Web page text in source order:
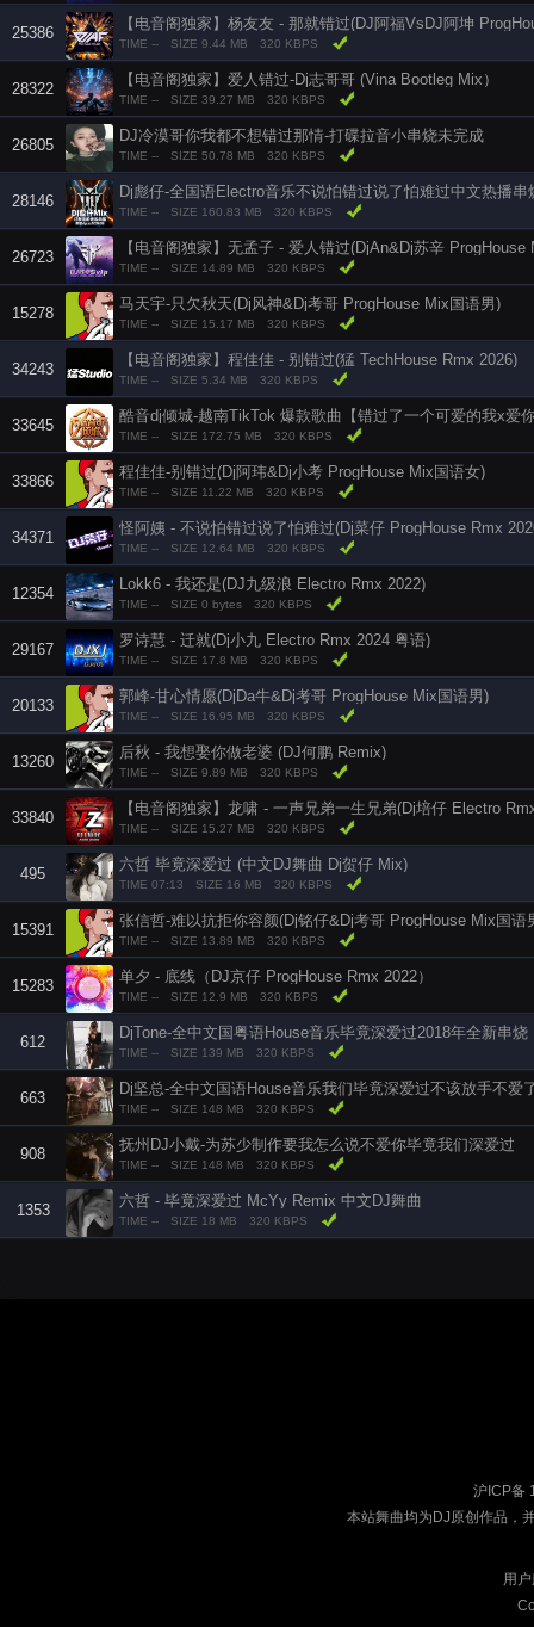
25386
【电音阁独家】杨友友 - 那就错过(DJ阿福VsDJ阿坤
TIME -- SIZE 9.44 MB 320 KBPS
28322
【电音阁独家】爱人错过-Dj志哥哥 (Vina Bootleg Mix）
TIME -- SIZE 39.27 MB 320 KBPS
26805
DJ冷漠哥你我都不想错过那情-打碟拉音小串烧未完成
TIME -- SIZE 50.78 MB 320 KBPS
28146
Dj彪仔-全国语Electro音乐不说怕错过说了怕难过中文热播串
TIME -- SIZE 160.83 MB 320 KBPS
26723
【电音阁独家】无孟子 - 爱人错过(DjAn&Dj苏辛 ProgHouse
TIME -- SIZE 14.89 MB 320 KBPS
15278
马天宇-只欠秋天(Dj风神&Dj考哥 ProgHouse Mix国语男)
TIME -- SIZE 15.17 MB 320 KBPS
34243
【电音阁独家】程佳佳 - 别错过(猛 TechHouse Rmx 2026)
TIME -- SIZE 5.34 MB 320 KBPS
33645
TIME -- SIZE 172.75 MB 320 KBPS
33866
程佳佳-别错过(Dj阿玮&Dj小考 ProgHouse Mix国语女)
TIME -- SIZE 11.22 MB 320 KBPS
34371
怪阿姨 - 不说怕错过说了怕难过(Dj菜仔 ProgHouse Rmx
TIME -- SIZE 12.64 MB 320 KBPS
12354
Lokk6 - 我还是(DJ九级浪 Electro Rmx 2022)
TIME -- SIZE 0 bytes 320 KBPS
29167
罗诗慧 - 迁就(Dj小九 Electro Rmx 2024 粤语)
TIME -- SIZE 17.8 MB 320 KBPS
20133
郭峰-甘心情愿(DjDa牛&Dj考哥 ProgHouse Mix国语男)
TIME -- SIZE 16.95 MB 320 KBPS
13260
后秋 - 我想娶你做老婆 (DJ何鹏 Remix)
TIME -- SIZE 9.89 MB 320 KBPS
33840
【电音阁独家】龙啸 - 一声兄弟一生兄弟(Dj培仔 Electro
TIME -- SIZE 15.27 MB 320 KBPS
495
六哲 毕竟深爱过 (中文DJ舞曲 Dj贺仔 Mix)
TIME 07:13 SIZE 16 MB 320 KBPS
15391
张信哲-难以抗拒你容颜(Dj铭仔&Dj考哥 ProgHouse Mix国语
TIME -- SIZE 13.89 MB 320 KBPS
15283
单夕 - 底线（DJ京仔 ProgHouse Rmx 2022）
TIME -- SIZE 12.9 MB 320 KBPS
612
DjTone-全中文国粤语House音乐毕竟深爱过2018年全新串烧
TIME -- SIZE 139 MB 320 KBPS
663
Dj坚总-全中文国语House音乐我们毕竟深爱过不该放手不爱
TIME -- SIZE 148 MB 320 KBPS
908
抚州DJ小戴-为苏少制作要我怎么说不爱你毕竟我们深爱过
TIME -- SIZE 148 MB 320 KBPS
1353
六哲 - 毕竟深爱过 McYy Remix 中文DJ舞曲
TIME -- SIZE 18 MB 320 KBPS
沪ICP备
本站舞曲均为DJ原创作品，
用